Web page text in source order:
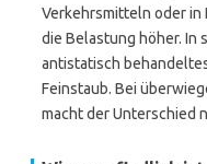
Verkehrsmitteln oder in
die Belastung höher. In
antistatisch
Feinstaub. Bei
macht der Unterschied